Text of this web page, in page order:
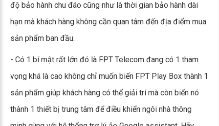
độ bảo hành chu đáo cũng như là thời gian bảo hành dài
hạn mà khách hàng không cần quan tâm đến địa điểm mua
sản phẩm ban đầu.
- Có 1 bí mật rất lớn đó là FPT Telecom đang có 1 tham
vọng khá là cao không chỉ muốn biến FPT Play Box thành 1
sản phẩm giúp khách hàng có thể giải trí mà còn biến nó
thành 1 thiết bị trung tâm để điều khiển ngôi nhà thông